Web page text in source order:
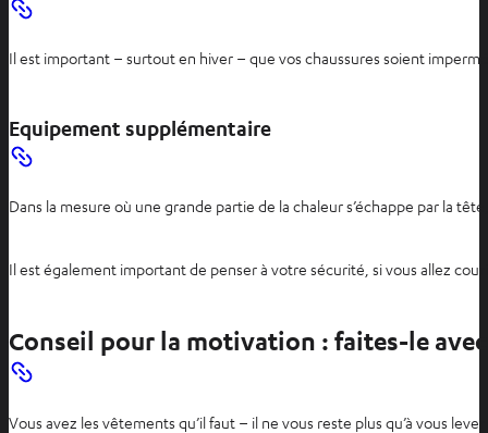
Il est important – surtout en hiver – que vos chaussures soient
Equipement supplémentaire
Dans la mesure où une grande partie de la chaleur s’échappe par la
Il est également important de penser à votre sécurité, si vous allez
Conseil pour la motivation : faites-le
Vous avez les vêtements qu’il faut – il ne vous reste plus qu’à vous